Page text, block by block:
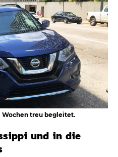
Wochen treu begleitet.
und in die